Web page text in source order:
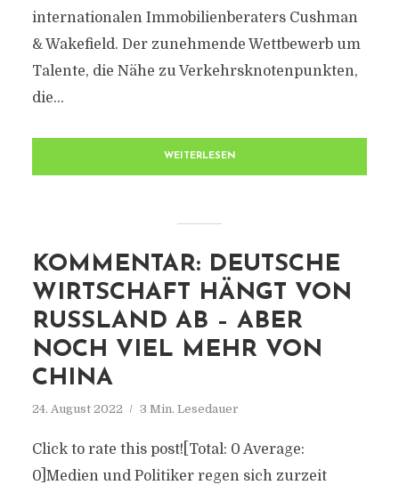
internationalen Immobilienberaters Cushman
& Wakefield. Der zunehmende Wettbewerb um
Talente, die Nähe zu Verkehrsknotenpunkten,
die...
WEITERLESEN
KOMMENTAR: DEUTSCHE
WIRTSCHAFT HÄNGT VON
RUSSLAND AB – ABER
NOCH VIEL MEHR VON
CHINA
24. August 2022 3 Min. Lesedauer
Click to rate this post![Total: 0 Average:
0]Medien und Politiker regen sich zurzeit